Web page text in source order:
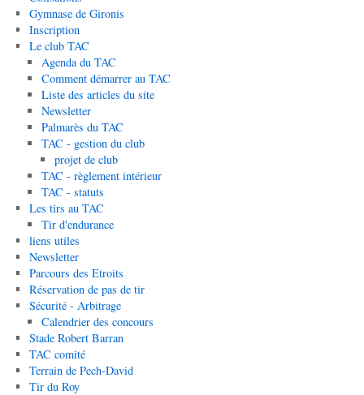
Gymnase de Gironis
Inscription
Le club TAC
Agenda du TAC
Comment démarrer au TAC
Liste des articles du site
Newsletter
Palmarès du TAC
TAC - gestion du club
projet de club
TAC - règlement intérieur
TAC - statuts
Les tirs au TAC
Tir d'endurance
liens utiles
Newsletter
Parcours des Etroits
Réservation de pas de tir
Sécurité - Arbitrage
Calendrier des concours
Stade Robert Barran
TAC comité
Terrain de Pech-David
Tir du Roy